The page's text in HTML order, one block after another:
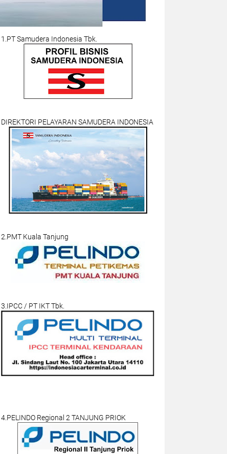
1.PT Samudera Indonesia Tbk.
DIREKTORI PELAYARAN SAMUDERA INDONESIA
2.PMT Kuala Tanjung
3.IPCC / PT IKT Tbk.
4.PELINDO Regional 2 TANJUNG PRIOK